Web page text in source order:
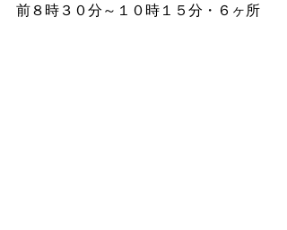
前８時３０分～１０時１５分・６ヶ所